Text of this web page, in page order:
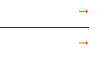

